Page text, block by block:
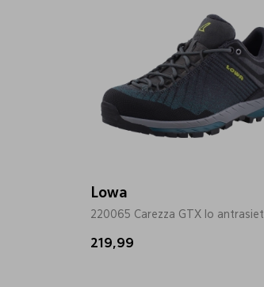
Lowa
220065 Carezza GTX lo antrasiet
219,99